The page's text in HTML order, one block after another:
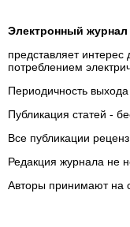
Электронный журнал
представляет
потреблением
Периодичность
Публикация статей -
Все публикации
Редакция журнала не
Авторы принимают на